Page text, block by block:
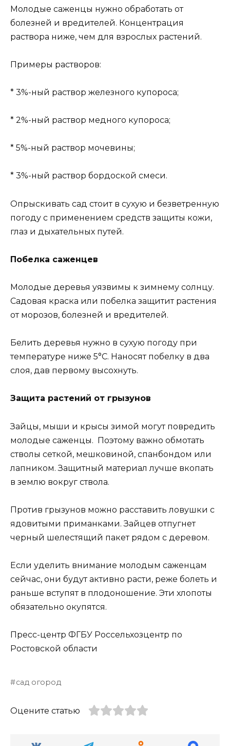
Молодые саженцы нужно обработать от
болезней и вредителей. Концентрация
раствора ниже, чем для взрослых растений.
Примеры растворов:
* 3%-ный раствор железного купороса;
* 2%-ный раствор медного купороса;
* 5%-ный раствор мочевины;
* 3%-ный раствор бордоской смеси.
Опрыскивать сад стоит в сухую и безветренную
погоду с применением средств защиты кожи,
глаз и дыхательных путей.
Побелка саженцев
Молодые деревья уязвимы к зимнему солнцу.
Садовая краска или побелка защитит растения
от морозов, болезней и вредителей.
Белить деревья нужно в сухую погоду при
температуре ниже 5°C. Наносят побелку в два
слоя, дав первому высохнуть.
Защита растений от грызунов
Зайцы, мыши и крысы зимой могут повредить
молодые саженцы. Поэтому важно обмотать
стволы сеткой, мешковиной, спанбондом или
лапником. Защитный материал лучше вкопать
в землю вокруг ствола.
Против грызунов можно расставить ловушки с
ядовитыми приманками. Зайцев отпугнет
черный шелестящий пакет рядом с деревом.
Если уделить внимание молодым саженцам
сейчас, они будут активно расти, реже болеть и
раньше вступят в плодоношение. Эти хлопоты
обязательно окупятся.
Пресс-центр ФГБУ Россельхозцентр по
Ростовской области
сад огород
Оцените статью